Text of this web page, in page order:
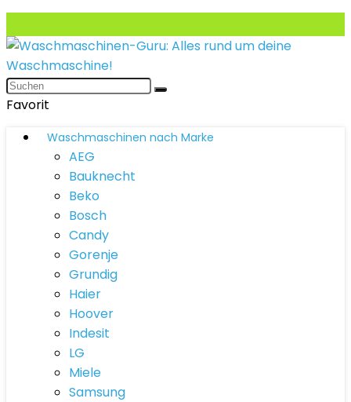
Favorit
Waschmaschinen nach Marke
AEG
Bauknecht
Beko
Bosch
Candy
Gorenje
Grundig
Haier
Hoover
Indesit
LG
Miele
Samsung